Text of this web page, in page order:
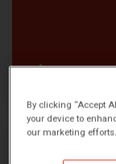
PEDIR
By clicking “Accept
your device to
our marketing efforts.